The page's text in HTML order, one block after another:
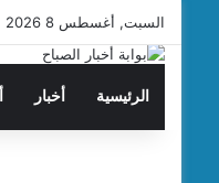
السبت, أغسطس 8 2026
الرئيسية أخبار